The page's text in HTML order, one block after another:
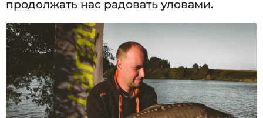
продолжать нас радовать уловами.